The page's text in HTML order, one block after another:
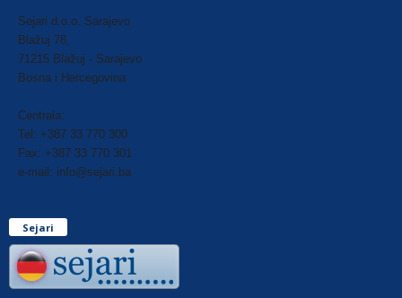
Sejari d.o.o. Sarajevo
Blažuj 78,
71215 Blažuj - Sarajevo
Bosna i Hercegovina
Centrala:
Tel: +387 33 770 300
Fax: +387 33 770 301
e-mail: info@sejari.ba
Sejari